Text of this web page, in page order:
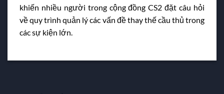
khiến nhiều người trong cộng đồng CS2 đặt câu hỏi
về quy trình quản lý các vấn đề thay thế cầu thủ trong
các sự kiện lớn.